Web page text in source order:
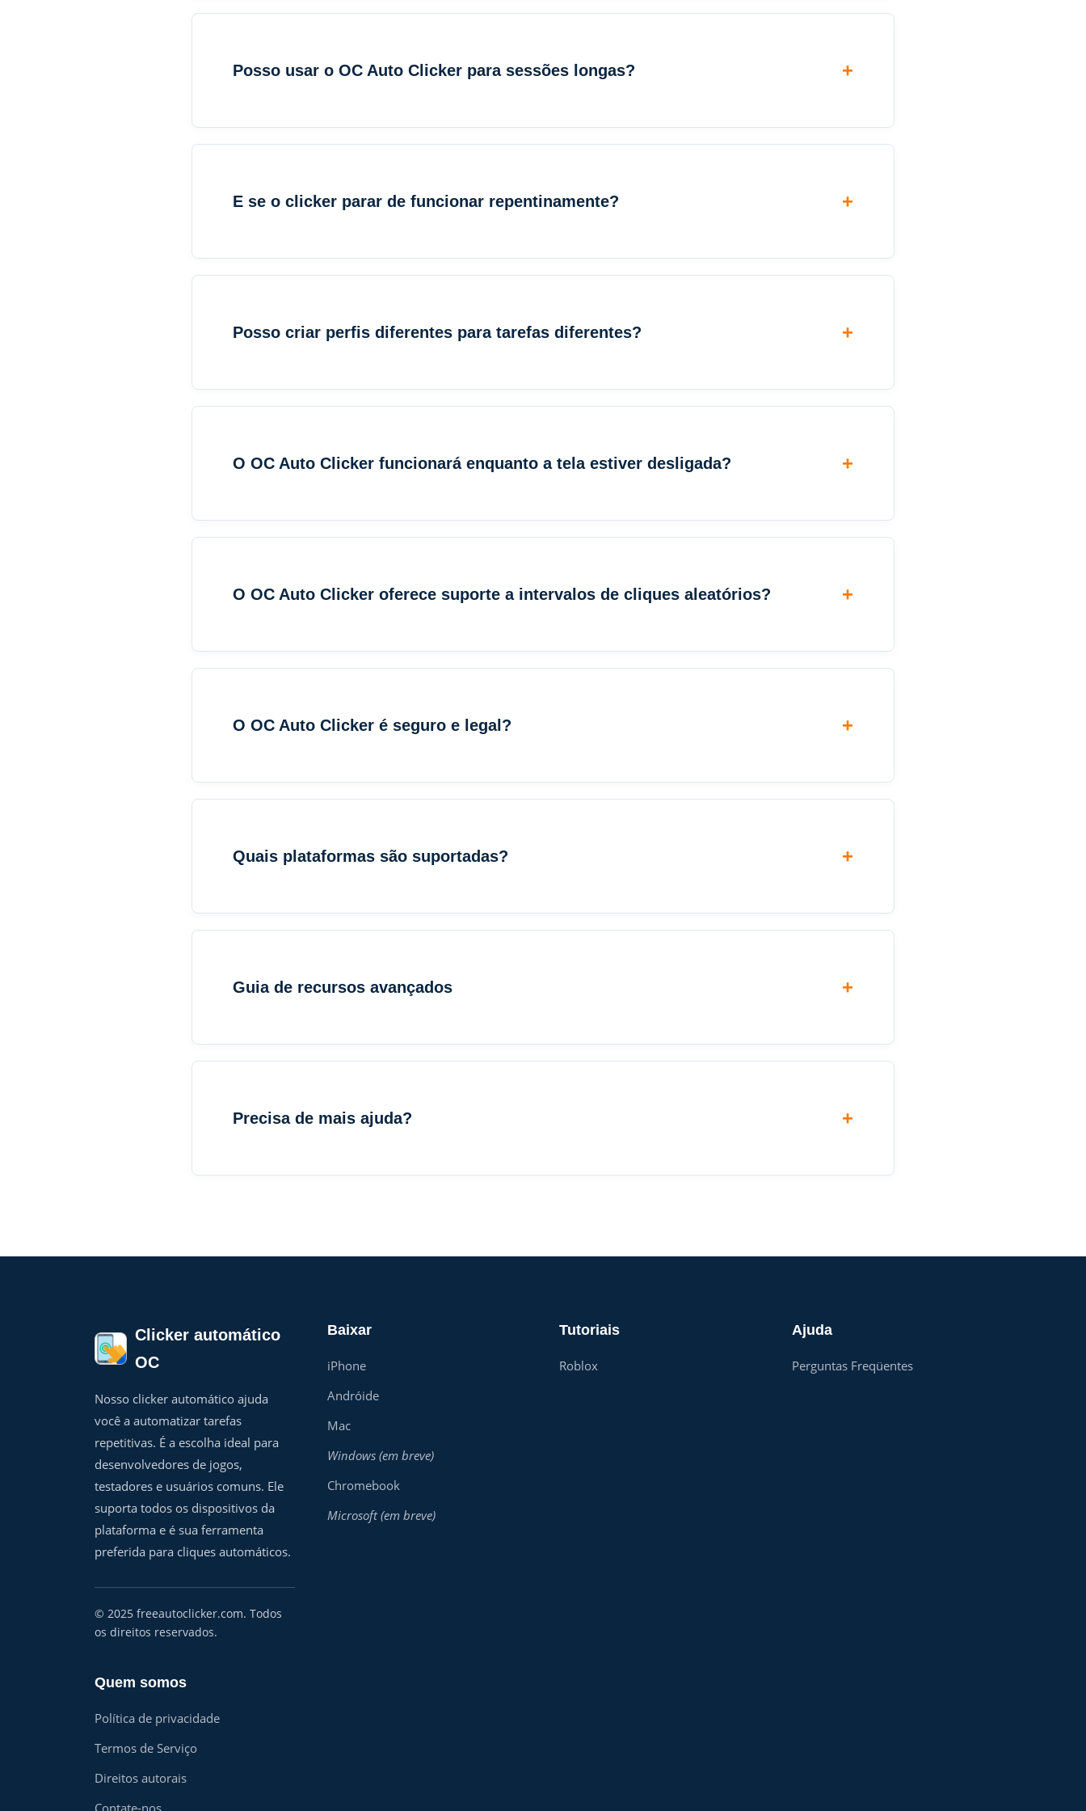
Posso usar o OC Auto Clicker para sessões longas?
E se o clicker parar de funcionar repentinamente?
Posso criar perfis diferentes para tarefas diferentes?
O OC Auto Clicker funcionará enquanto a tela estiver desligada?
O OC Auto Clicker oferece suporte a intervalos de cliques aleatórios?
O OC Auto Clicker é seguro e legal?
Quais plataformas são suportadas?
Guia de recursos avançados
Precisa de mais ajuda?
Clicker automático
OC
Nosso clicker automático ajuda
você a automatizar tarefas
repetitivas. É a escolha ideal para
desenvolvedores de jogos,
testadores e usuários comuns. Ele
suporta todos os dispositivos da
plataforma e é sua ferramenta
preferida para cliques automáticos.
© 2025 freeautoclicker.com. Todos
os direitos reservados.
Baixar
iPhone
Andróide
Mac
Windows (em breve)
Chromebook
Microsoft (em breve)
Tutoriais
Roblox
Ajuda
Perguntas Freqüentes
Quem somos
Política de privacidade
Termos de Serviço
Direitos autorais
Contate-nos